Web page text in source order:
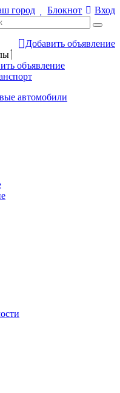
город Блокнот Вход
Добавить объявление
объявление
автомобили